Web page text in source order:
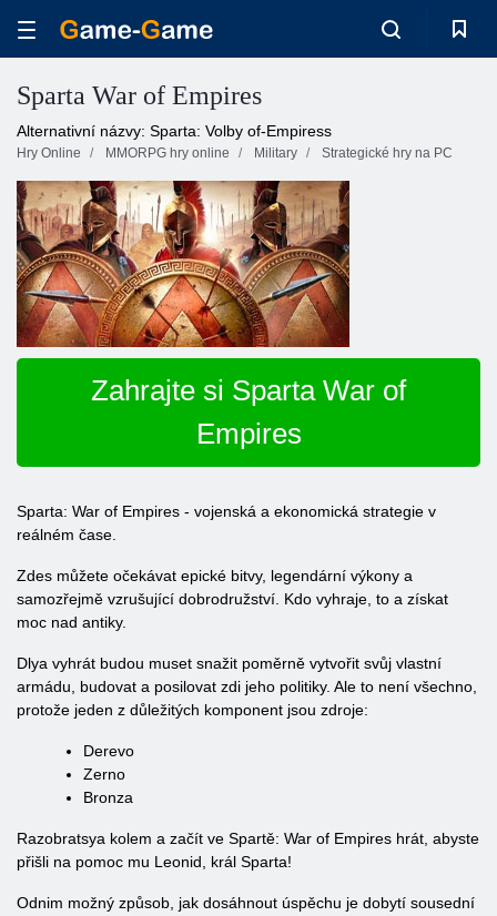
Sparta War of Empires
Alternativní názvy: Sparta: Volby of-Empiress
Hry Online MMORPG hry online Military Strategické hry na PC
Zahrajte si Sparta War of
Empires
Sparta: War of Empires - vojenská a ekonomická strategie v
reálném čase.
Zdes můžete očekávat epické bitvy, legendární výkony a
samozřejmě vzrušující dobrodružství. Kdo vyhraje, to a získat
moc nad antiky.
Dlya vyhrát budou muset snažit poměrně vytvořit svůj vlastní
armádu, budovat a posilovat zdi jeho politiky. Ale to není všechno,
protože jeden z důležitých komponent jsou zdroje:
Derevo
Zerno
Bronza
Razobratsya kolem a začít ve Spartě: War of Empires hrát, abyste
přišli na pomoc mu Leonid, král Sparta!
Odnim možný způsob, jak dosáhnout úspěchu je dobytí sousední